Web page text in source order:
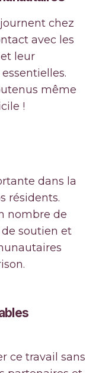
chez
avec les
leur
même
!
dans la
résidents.
nombre de
soutien et
ce travail sans